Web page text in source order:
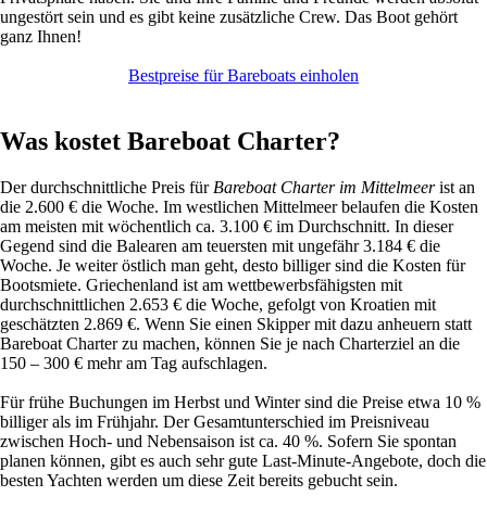
ungestört sein und es gibt keine zusätzliche Crew. Das Boot gehört
ganz Ihnen!
Bestpreise für Bareboats einholen
Was kostet Bareboat Charter?
Der durchschnittliche Preis für Bareboat Charter im Mittelmeerist an
die 2.600 € die Woche. Im westlichen Mittelmeer belaufen die Kosten
am meisten mit wöchentlich ca. 3.100 € im Durchschnitt. In dieser
Gegend sind die Balearen am teuersten mit ungefähr 3.184 € die
Woche. Je weiter östlich man geht, desto billiger sind die Kosten für
Bootsmiete. Griechenland ist am wettbewerbsfähigsten mit
durchschnittlichen 2.653 € die Woche, gefolgt von Kroatien mit
geschätzten 2.869 €. Wenn Sie einen Skipper mit dazu anheuern statt
Bareboat Charter zu machen, können Sie je nach Charterziel an die
150 – 300 € mehr am Tag aufschlagen.
Für frühe Buchungen im Herbst und Winter sind die Preise etwa 10 %
billiger als im Frühjahr. Der Gesamtunterschied im Preisniveau
zwischen Hoch- und Nebensaison ist ca. 40 %. Sofern Sie spontan
planen können, gibt es auch sehr gute Last-Minute-Angebote, doch die
besten Yachten werden um diese Zeit bereits gebucht sein.